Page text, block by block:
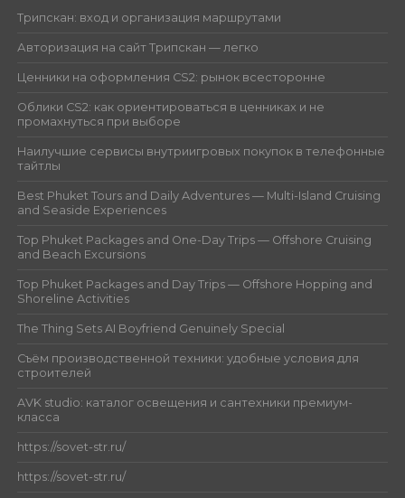
Трипскан: вход и организация маршрутами
Авторизация на сайт Трипскан — легко
Ценники на оформления CS2: рынок всесторонне
Облики CS2: как ориентироваться в ценниках и не
промахнуться при выборе
Наилучшие сервисы внутриигровых покупок в телефонные
тайтлы
Best Phuket Tours and Daily Adventures — Multi-Island Cruising
and Seaside Experiences
Top Phuket Packages and One-Day Trips — Offshore Cruising
and Beach Excursions
Top Phuket Packages and Day Trips — Offshore Hopping and
Shoreline Activities
The Thing Sets AI Boyfriend Genuinely Special
Съём производственной техники: удобные условия для
строителей
AVK studio: каталог освещения и сантехники премиум-
класса
https://sovet-str.ru/
https://sovet-str.ru/